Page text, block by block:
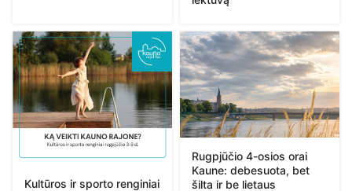
Kultūros ir sporto renginiai
Rugpjūčio 4-osios orai
Kaune: debesuota, bet
šilta ir be lietaus